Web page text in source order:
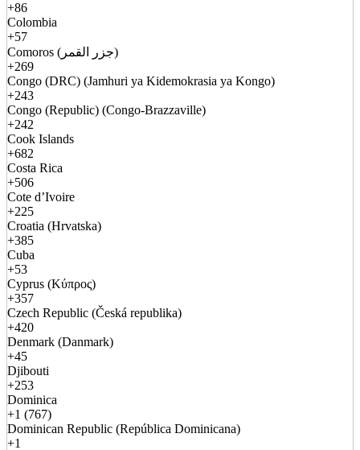
+86
Colombia
+57
Comoros (جزر القمر)
+269
Congo (DRC) (Jamhuri ya Kidemokrasia ya Kongo)
+243
Congo (Republic) (Congo-Brazzaville)
+242
Cook Islands
+682
Costa Rica
+506
Cote d’Ivoire
+225
Croatia (Hrvatska)
+385
Cuba
+53
Cyprus (Κύπρος)
+357
Czech Republic (Česká republika)
+420
Denmark (Danmark)
+45
Djibouti
+253
Dominica
+1 (767)
Dominican Republic (República Dominicana)
+1